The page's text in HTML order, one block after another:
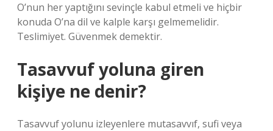
O’nun her yaptığını sevinçle kabul etmeli ve hiçbir
konuda O’na dil ve kalple karşı gelmemelidir.
Teslimiyet. Güvenmek demektir.
Tasavvuf yoluna giren
kişiye ne denir?
Tasavvuf yolunu izleyenlere mutasavvıf, sufi veya